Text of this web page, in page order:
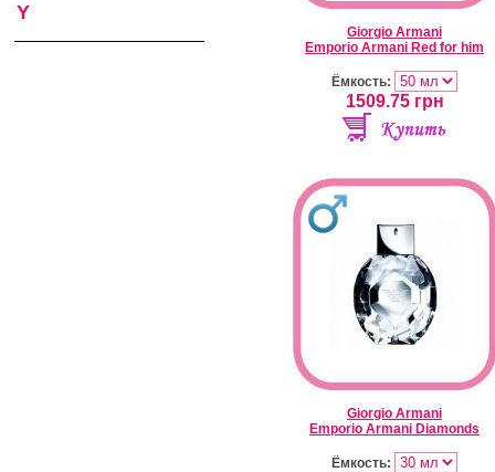
Y
Giorgio Armani
Emporio Armani Red for him
Ёмкость:
1509.75грн
Giorgio Armani
Emporio Armani Diamonds
Ёмкость: